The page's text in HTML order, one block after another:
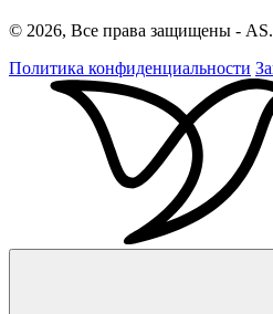
© 2026, Все права защищены -
Политика конфиденциальности